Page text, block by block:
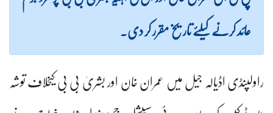
عائد کرنے کیلئے تاریخ مقرر کر دی۔
راولپنڈی اڈیالہ جیل میں عمران خان اور بشریٰ بی بی کیخلاف توشہ